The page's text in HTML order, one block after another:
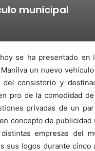
municipal
se ha presentado en
un nuevo
consistorio y
pro de la comodidad
privadas de un
concepto de publicidad
empresas del
sus logos durante cinco